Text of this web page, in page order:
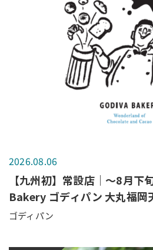
2026.08.06
【九州初】常設店｜～8月下
Bakery ゴディパン 大丸福岡
ゴディパン